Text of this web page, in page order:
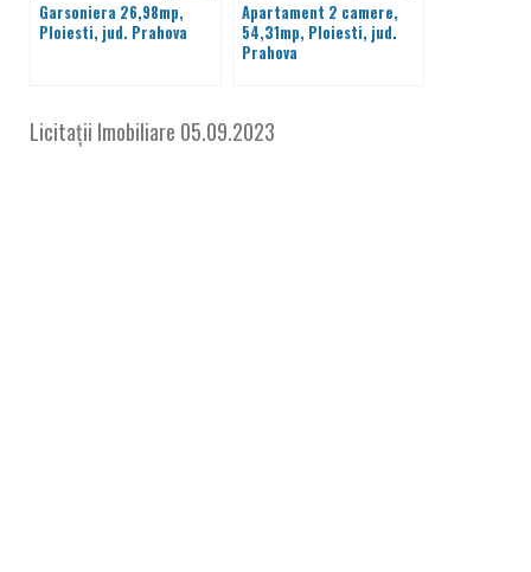
Garsoniera 26,98mp,
Ploiesti, jud. Prahova
Apartament 2 camere,
54,31mp, Ploiesti, jud.
Prahova
Licitații Imobiliare 05.09.2023